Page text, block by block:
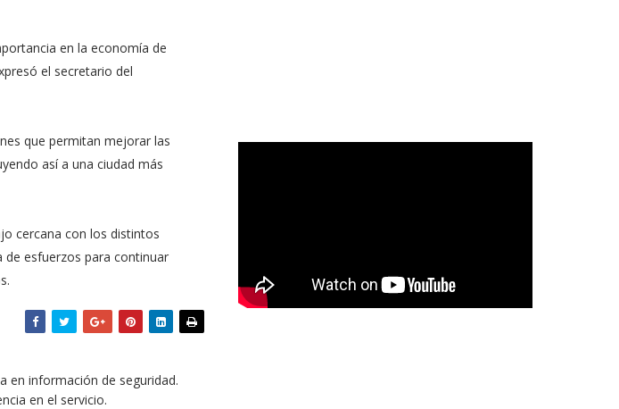
en la economía de
el secretario del
que permitan mejorar las
así a una ciudad más
cercana con los distintos
de esfuerzos para continuar
en información de seguridad.
en el servicio.